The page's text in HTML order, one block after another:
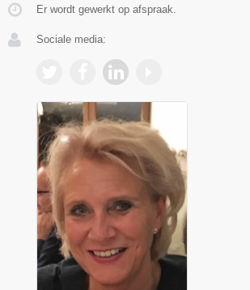
Er wordt gewerkt op afspraak.
Sociale media: